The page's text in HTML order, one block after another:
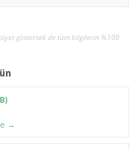
göstersek de tüm bilgilerin %100
→